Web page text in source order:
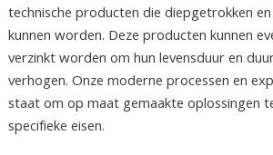
technische producten die diepgetrokken
kunnen worden. Deze producten kunnen
verzinkt worden om hun levensduur en
verhogen. Onze moderne processen en
staat om op maat gemaakte oplossingen
specifieke eisen.